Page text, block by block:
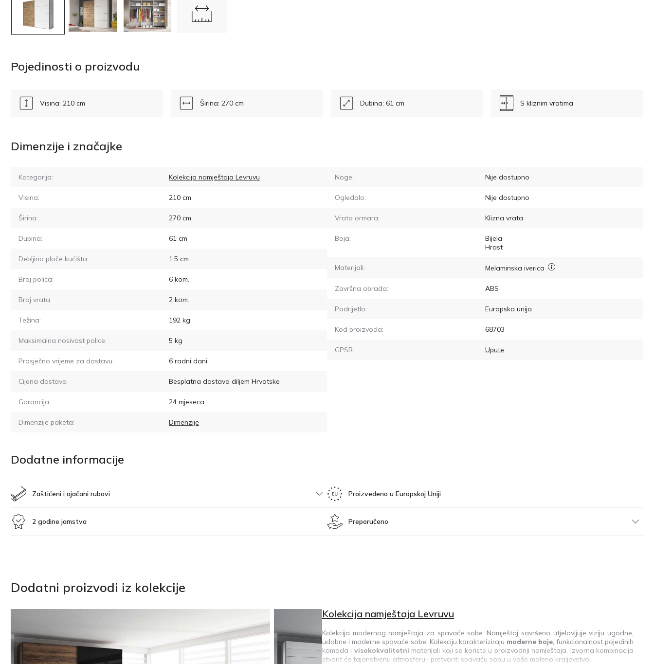
Pojedinosti o proizvodu
Visina: 210 cm Širina: 270 cm Dubina: 61 cm S kliznim vratima
Dimenzije i značajke
Kategorija: Kolekcija namještaja Levruvu
Visina: 210 cm
Širina: 270 cm
Dubina: 61 cm
Debljina ploče kućišta: 1.5 cm
Broj polica: 6 kom.
Broj vrata: 2 kom.
Težina: 192 kg
Maksimalna nosivost police: 5 kg
Prosječno vrijeme za dostavu: 6 radni dani
Cijena dostave: Besplatna dostava diljem Hrvatske
Garancija: 24 mjeseca
Dimenzije paketa: Dimenzije
Noge: Nije dostupno
Ogledalo: Nije dostupno
Vrata ormara: Klizna vrata
Boja:
Bijela
Hrast
Materijali: Melaminska iverica
Završna obrada: ABS
Podrijetlo: Europska unija
Kod proizvoda: 68703
GPSR: Upute
Dodatne informacije
Zaštićeni i ojačani rubovi
2 godine jamstva
Proizvedeno u Europskoj Uniji
Preporučeno
Dodatni proizvodi iz kolekcije
Kolekcija namještaja Levruvu
Kolekcija modernog namještaja za spavaće sobe. Namještaj savršeno utjelovljuje viziju ugodne,
udobne i moderne spavaće sobe. Kolekciju karakteriziraju moderne boje, funkcionalnost pojedinih
komada i visokokvalitetni materijali koji se koriste u proizvodnji namještaja. Izvorna kombinacija
stvorit će tajanstvenu atmosferu i pretvoriti spavaću sobu u vaše maleno kraljevstvo.